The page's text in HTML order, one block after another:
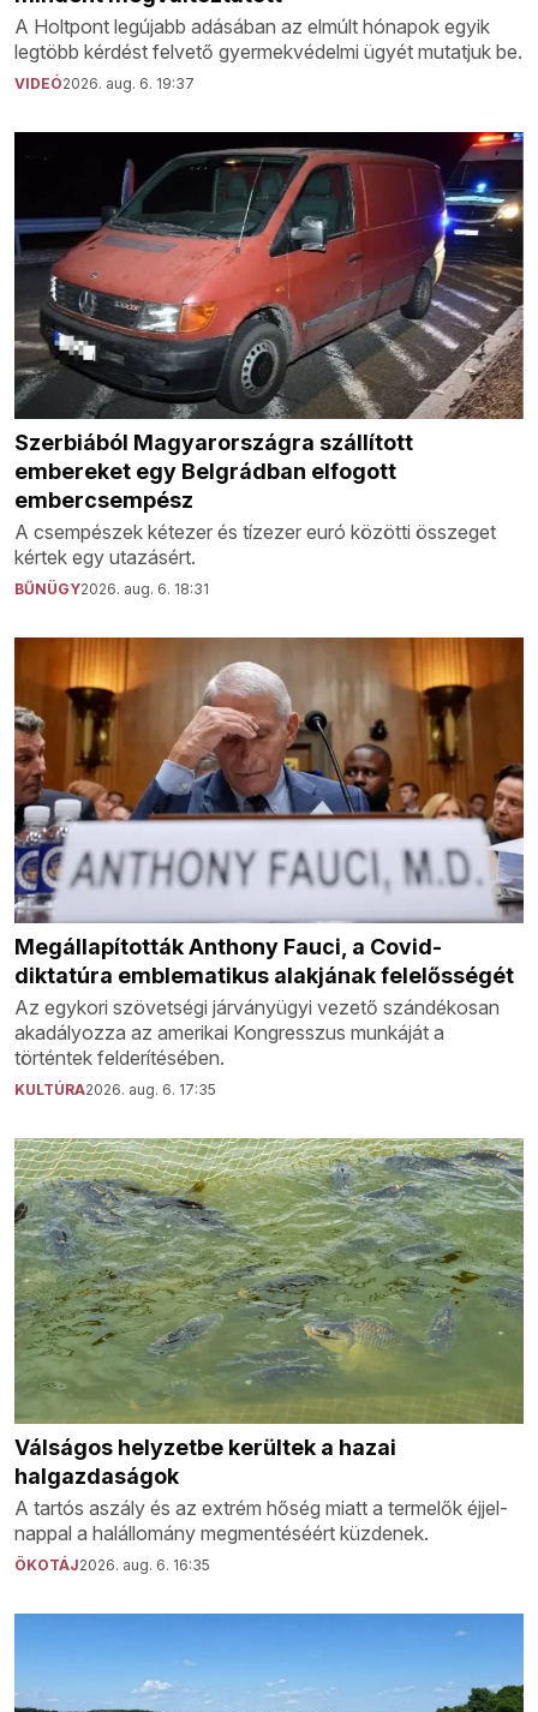
A Holtpont legújabb adásában az elmúlt hónapok egyik
legtöbb kérdést felvető gyermekvédelmi ügyét mutatjuk be.
VIDEÓ2026. aug. 6. 19:37
Szerbiából Magyarországra szállított
embereket egy Belgrádban elfogott
embercsempész
A csempészek kétezer és tízezer euró közötti összeget
kértek egy utazásért.
BŰNÜGY2026. aug. 6. 18:31
Megállapították Anthony Fauci, a Covid-
diktatúra emblematikus alakjának felelősségét
Az egykori szövetségi járványügyi vezető szándékosan
akadályozza az amerikai Kongresszus munkáját a
történtek felderítésében.
KULTÚRA2026. aug. 6. 17:35
Válságos helyzetbe kerültek a hazai
halgazdaságok
A tartós aszály és az extrém hőség miatt a termelők éjjel-
nappal a halállomány megmentéséért küzdenek.
ÖKOTÁJ2026. aug. 6. 16:35